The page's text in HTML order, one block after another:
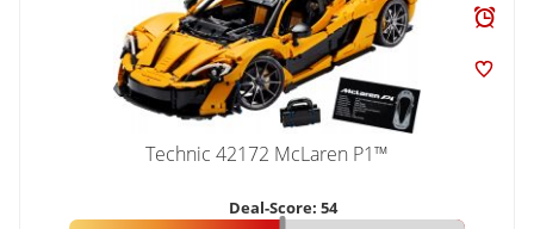
Technic 42172 McLaren P1™
Deal-Score: 54